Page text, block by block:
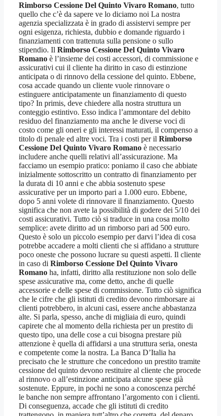
Rimborso Cessione Del Quinto Vivaro Romano, tutto
quello che c’è da sapere ve lo diciamo noi La nostra
agenzia specializzata è in grado di assistervi sempre per
ogni esigenza, richiesta, dubbio e domande riguardo i
finanziamenti con trattenuta sulla pensione o sullo
stipendio. Il Rimborso Cessione Del Quinto Vivaro
Romano è l’insieme dei costi accessori, di commissione e
assicurativi cui il cliente ha diritto in caso di estinzione
anticipata o di rinnovo della cessione del quinto. Ebbene,
cosa accade quando un cliente vuole rinnovare o
estinguere anticipatamente un finanziamento di questo
tipo? In primis, deve chiedere alla nostra struttura un
conteggio estintivo. Esso indica l’ammontare del debito
residuo del finanziamento ma anche le diverse voci di
costo come gli oneri e gli interessi maturati, il compenso a
titolo di penale ed altre voci. Tra i costi per il Rimborso
Cessione Del Quinto Vivaro Romano è necessario
includere anche quelli relativi all’assicurazione. Ma
facciamo un esempio pratico: poniamo il caso che abbiate
inizialmente sottoscritto un contratto di finanziamento per
la durata di 10 anni e che abbia sostenuto spese
assicurative per un importo pari a 1.000 euro. Ebbene,
dopo 5 anni volete di rinnovare il finanziamento. Questo
significa che non avete la possibilità di godere dei 5/10 dei
costi assicurativi. Tutto ciò si traduce in una cosa molto
semplice: avete diritto ad un rimborso pari ad 500 euro.
Questo è solo un piccolo esempio per darvi l’idea di cosa
potrebbe accadere a molti clienti che si affidano a strutture
poco oneste che possono lucrare su questi aspetti. Il cliente
in caso di Rimborso Cessione Del Quinto Vivaro
Romano ha, infatti, diritto alla restituzione non solo delle
spese assicurative ma, come detto, anche di quelle
accessorie e delle spese di commissione. Tutto ciò significa
che le cifre che gli istituti di credito devono rimborsare ai
clienti potrebbero, in alcuni casi, essere anche abbastanza
alte. Si parla, spesso, anche di migliaia di euro, quindi
capirete che al momento della richiesta per un prestito di
questo tipo, una delle cose a cui bisogna prestare più
attenzione è quella di affidarsi a una struttura seria, onesta
e competente come la nostra. La Banca D’Italia ha
precisato che le strutture che concedono un prestito tramite
cessione del quinto devono restituire al cliente che procede
al rinnovo o all’estinzione anticipata alcune spese già
sostenute. Eppure, in pochi ne sono a conoscenza perché
le banche non sempre affrontano l’argomento con i clienti.
Di conseguenza, accade che gli istituti di credito